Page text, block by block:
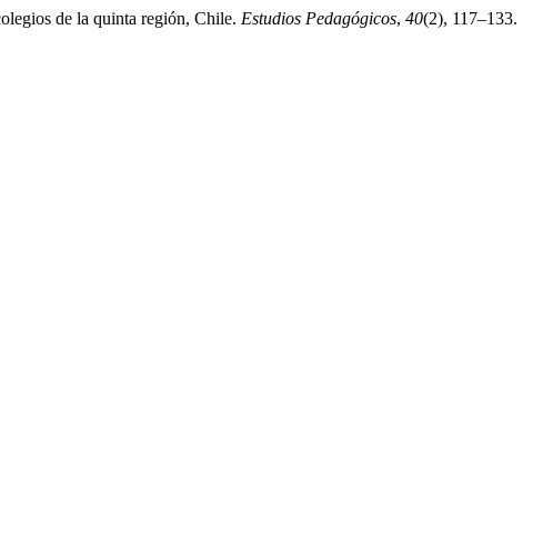
de la quinta región, Chile. Estudios Pedagógicos, 40(2), 117–133.